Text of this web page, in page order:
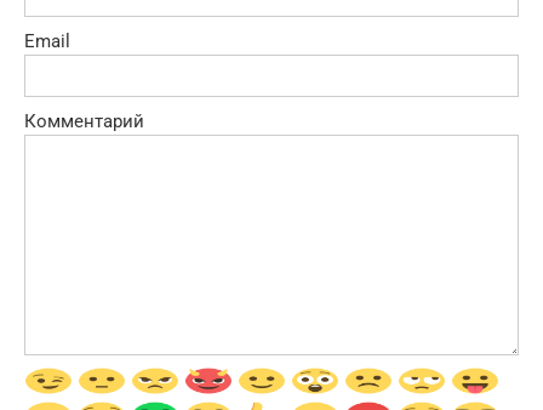
Email
Комментарий